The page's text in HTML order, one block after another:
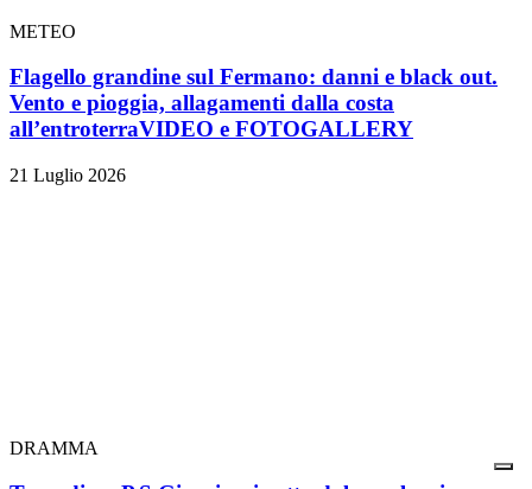
METEO
Flagello grandine sul Fermano: danni e black out.
Vento e pioggia, allagamenti dalla costa
all’entroterraVIDEO e FOTOGALLERY
21 Luglio 2026
DRAMMA